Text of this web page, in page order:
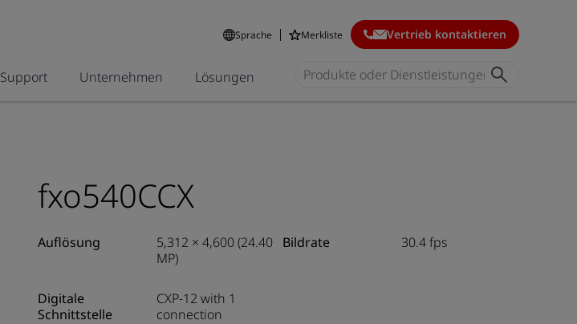
Sprache Merkliste Vertrieb kontaktieren
Support Unternehmen Lösungen
fxo540CCX
Auflösung
5,312 × 4,600 (24.40
MP)
Bildrate 30.4 fps
Digitale
Schnittstelle
CXP-12 with 1
connection